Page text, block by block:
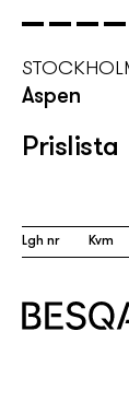
Aspen
Prislista
Lgh nr Kvm